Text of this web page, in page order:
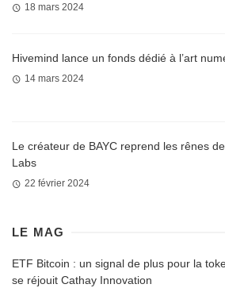
18 mars 2024
Hivemind lance un fonds dédié à l’art
14 mars 2024
Le créateur de BAYC reprend les rênes
Labs
22 février 2024
LE MAG
ETF Bitcoin : un signal de plus pour la
se réjouit Cathay Innovation